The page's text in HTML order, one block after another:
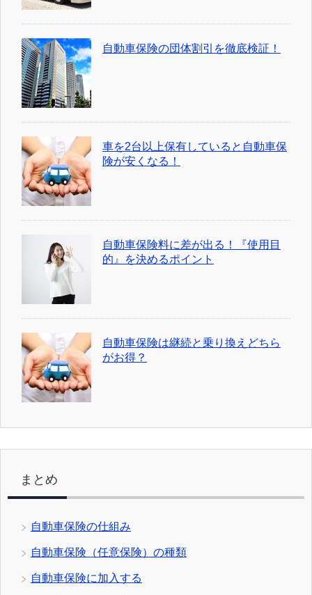
自動車保険の団体割引を徹底検証！
車を2台以上保有していると自動車保
険が安くなる！
自動車保険料に差が出る！『使用目
的』を決めるポイント
自動車保険は継続と乗り換えどちら
がお得？
まとめ
自動車保険の仕組み
自動車保険（任意保険）の種類
自動車保険に加入する